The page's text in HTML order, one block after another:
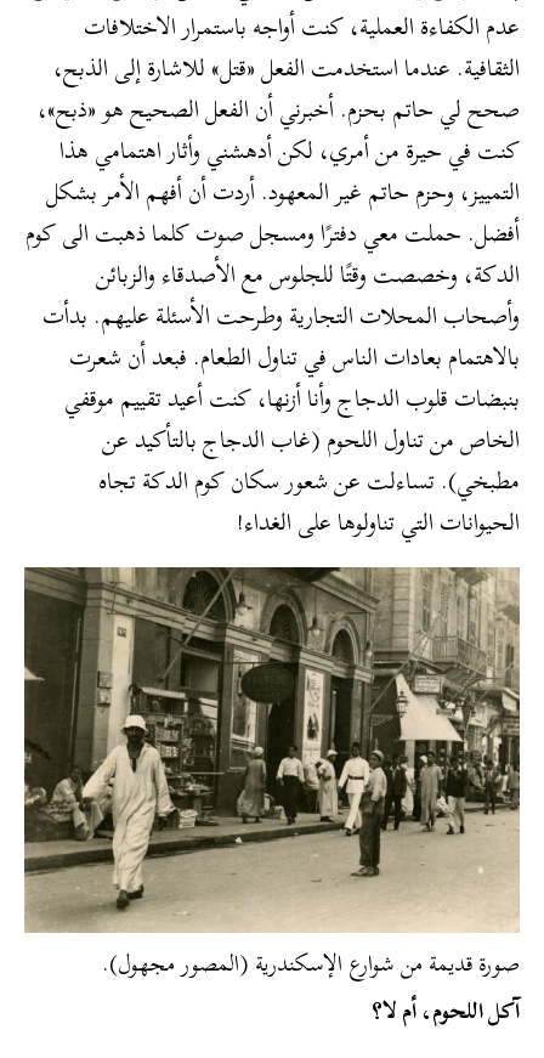
عدم الكفاءة العملية، كنت أواجه باستمرار الاختلافات
الثقافية. عندما استخدمت الفعل «قتل» للاشارة إلى الذبح،
صحح لي حاتم بحزم. أخبرني أن الفعل الصحيح هو «ذبح»،
كنت في حيرة من أمري، لكن أدهشني وأثار اهتمامي هذا
التمييز، وحزم حاتم غير المعهود. أردت أن أفهم الأمر بشكل
أفضل. حملت معي دفترًا ومسجل صوت كلما ذهبت الى كوم
الدكة، وخصصت وقتًا للجلوس مع الأصدقاء والزبائن
وأصحاب المحلات التجارية وطرحت الأسئلة عليهم. بدأت
بالاهتمام بعادات الناس في تناول الطعام. فبعد أن شعرت
بنبضات قلوب الدجاج وأنا أزنها، كنت أعيد تقييم موقفي
الخاص من تناول اللحوم (غاب الدجاج بالتأكيد عن
مطبخي). تساءلت عن شعور سكان كوم الدكة تجاه
الحيوانات التي تناولوها على الغداء!
صورة قديمة من شوارع الإسكندرية (المصور مجهول).
آكل اللحوم، أم لا؟